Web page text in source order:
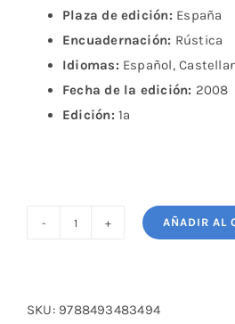
Plaza de edición: España
Encuadernación: Rústica
Idiomas: Español,
Fecha de la edición: 2008
Edición: 1ª
las
AÑADIR AL
SKU: 9788493483494